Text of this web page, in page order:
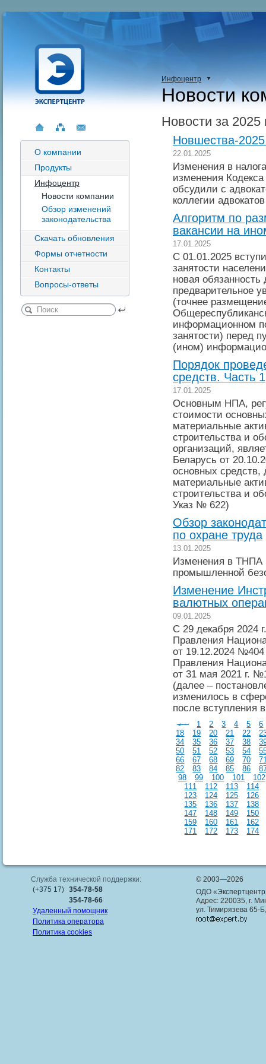
О компании
Продукты
Инфоцентр
Новости компании
Обзор изменений
законодательства
Скачать обновления
Формы отчетности
Контакты
Вопросы-ответы
Инфоцентр
Новости
Новости за 2025
Новшества-2025
22.01.2025
Изменения в
изменения
обсудили с
коллегии
Алгоритм по
вакансии на
17.01.2025
С 01.01.2025
занятости
новая
предварительное
(точнее
информационном
занятости) перед
(ином)
Порядок
средств. Часть 1
17.01.2025
Основным НПА,
стоимости
материальные
строительства и
организаций,
Беларусь от
основных
материальные
строительства и
Указ № 622)
Обзор
по охране труда
13.01.2025
Изменения в ТНПА
промышленной
Изменение
валютных
09.01.2025
С 29 декабря 2024
Правления
от 19.12.2024
Правления
от 31 мая 2021 г.
(далее –
изменилось в
после вступления
1 2 3 4 5
6
18
19 20 21 22
34
35 36 37 38
50
51 52 53 54
66
67 68 69 70
82
83 84 85 86
98
99 100 101
102
111
112 113
114
123
124 125
126
135
136 137
138
147
148 149
150
159
160 161
162
171
172 173 174
Служба технической поддержки:
(+375 17) 354-78-58
354-78-66
Удаленный помощник
Политика оператора
Политика cookies
© 2003—2026
ОДО
Адрес: 220035, г.
ул. Тимирязева 65-